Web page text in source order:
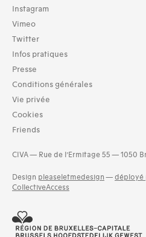
Instagram
Vimeo
Twitter
Infos pratiques
Presse
Conditions générales
Vie privée
Cookies
Friends
CIVA — Rue de l’Ermitage 55 — 1050
Design pleaseletmedesign — déployé
CollectiveAccess